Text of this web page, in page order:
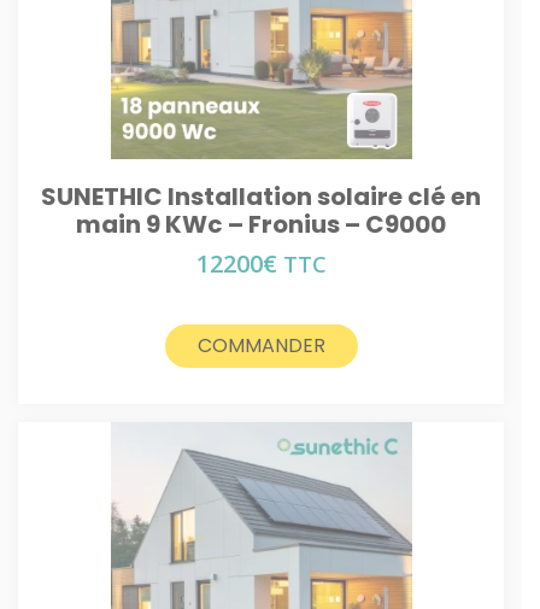
SUNETHIC Installation solaire clé en
main 9 KWc – Fronius – C9000
12200€ TTC
COMMANDER